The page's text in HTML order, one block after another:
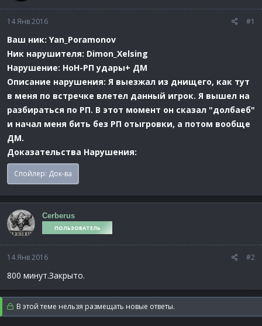
14 Янв 2016 #1
Ваш ник: Yan_Poramonov
Ник нарушителя: Dimon_Xelsing
Нарушение: НоН-РП удары+ ДМ
Описание нарушения: Я выезжал из днищего, как тут
в меня по встречке влетел данный игрок. Я вышел на
разбираться по РП. В этот момент он сказал "долбаеб"
и начал меня бить без РП отыгровки, а потом вообще
ДМ.
Доказательства Нарушения:
Спойлер: Док-ва
Cerberus
ПОЛЬЗОВАТЕЛЬ
14 Янв 2016 #2
800 минут.Закрыто.
В этой теме нельзя размещать новые ответы.